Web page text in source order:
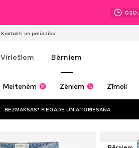
02D.
Kontakti un palīdzība
Vīriešiem Bērniem
Meitenēm Zēniem Zīmoli
BEZMAKSAS* PIEGĀDE UN ATGRIEŠANA